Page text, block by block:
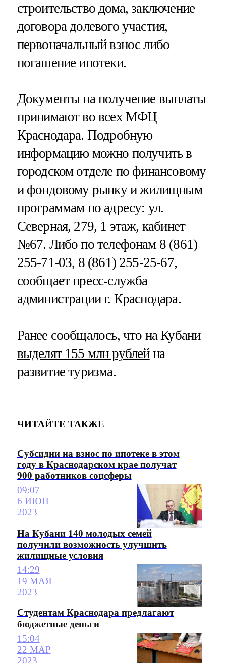
строительство дома, заключение
договора долевого участия,
первоначальный взнос либо
погашение ипотеки.
Документы на получение выплаты
принимают во всех МФЦ
Краснодара. Подробную
информацию можно получить в
городском отделе по финансовому
и фондовому рынку и жилищным
программам по адресу: ул.
Северная, 279, 1 этаж, кабинет
№67. Либо по телефонам 8 (861)
255-71-03, 8 (861) 255-25-67,
сообщает пресс-служба
администрации г. Краснодара.
Ранее сообщалось, что на Кубани
выделят 155 млн рублейна
развитие туризма.
ЧИТАЙТЕ ТАКЖЕ
Субсидии на взнос по ипотеке в этом
году в Краснодарском крае получат
900 работников соцсферы
09:07
6 ИЮН
2023
На Кубани 140 молодых семей
получили возможность улучшить
жилищные условия
14:29
19 МАЯ
2023
Студентам Краснодара предлагают
бюджетные деньги
15:04
22 МАР
2023